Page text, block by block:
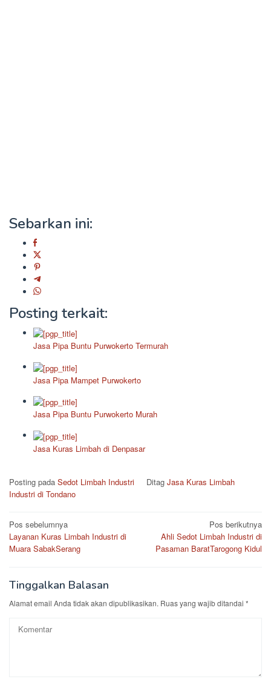
Sebarkan ini:
Posting terkait:
Jasa Pipa Buntu Purwokerto Termurah
Jasa Pipa Mampet Purwokerto
Jasa Pipa Buntu Purwokerto Murah
Jasa Kuras Limbah di Denpasar
Posting pada Sedot Limbah Industri Ditag Jasa Kuras Limbah
Industri di Tondano
Navigasi
pos
Pos sebelumnya
Layanan Kuras Limbah Industri di
Muara SabakSerang
Pos berikutnya
Ahli Sedot Limbah Industri di
Pasaman BaratTarogong Kidul
Tinggalkan Balasan
Alamat email Anda tidak akan dipublikasikan. Ruas yang wajib ditandai *